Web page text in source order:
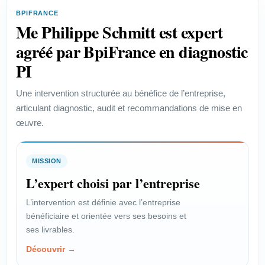
industrielle.
Voir le profil →
PROFIL
Start-up
protéger un projet innovant.
PROFIL
BPIFRANCE
Me Philippe Schmitt est expert
agréé par BpiFrance en diagnostic
PI
Une intervention structurée au bénéfice de l’entreprise,
articulant diagnostic, audit et recommandations de mise en
œuvre.
MISSION
L’expert choisi par l’entreprise
L’intervention est définie avec l’entreprise
bénéficiaire et orientée vers ses besoins et
ses livrables.
Découvrir →